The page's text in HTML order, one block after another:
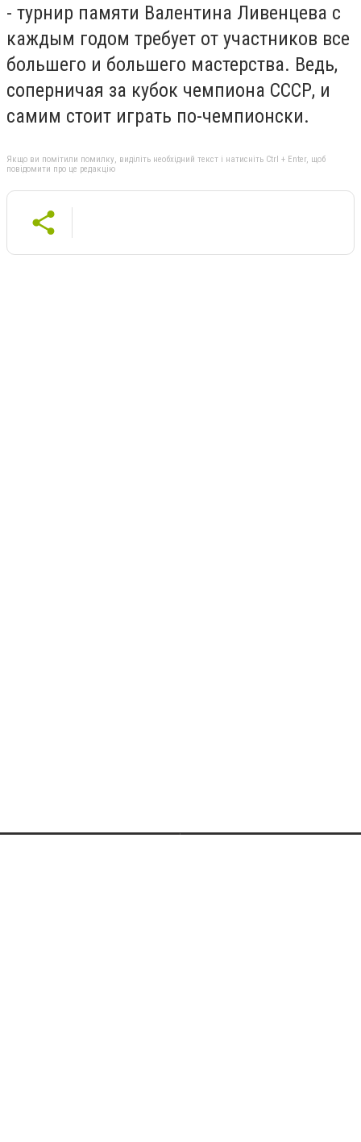
- турнир памяти Валентина Ливенцева с
каждым годом требует от участников все
большего и большего мастерства. Ведь,
соперничая за кубок чемпиона СССР, и
самим стоит играть по-чемпионски.
Якщо ви помітили помилку, виділіть необхідний текст і натисніть Ctrl + Enter, щоб
повідомити про це редакцію